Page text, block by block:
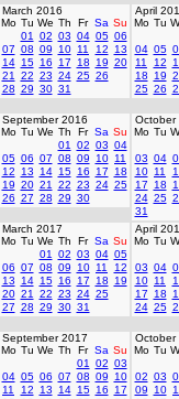
March 2016
Mo Tu We Th Fr Sa Su
01
02 03 04 05 06
07 08 09 10 11 12
13
14 15 16 17 18 19 20
21
22 23 24 25 26
28 29 30 31
April
Mo Tu
04 05
11
12
18
19
25 26
September 2016
Mo Tu We Th Fr Sa Su
01
02 03 04
05 06 07 08 09 10 11
12
13 14 15 16 17
18
19 20 21 22 23 24 25
26 27 28 29 30
October
Mo Tu
03 04
10 11
17
18
24 25
31
March 2017
Mo Tu We Th Fr Sa Su
01
02 03 04 05
06 07 08 09 10 11
12
13
14 15 16 17 18
19
20 21 22 23 24 25
27 28 29 30 31
April
Mo Tu
03 04
10 11
17
18
24 25
September 2017
Mo Tu We Th Fr Sa Su
01
02 03
04 05 06 07 08 09
10
11
12 13 14 15 16
17
October
Mo Tu
02 03
09
10